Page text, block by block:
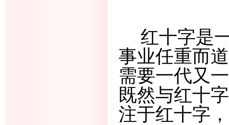
红十字是
事业任重而
需要一代又
既然与红十
注于红十字